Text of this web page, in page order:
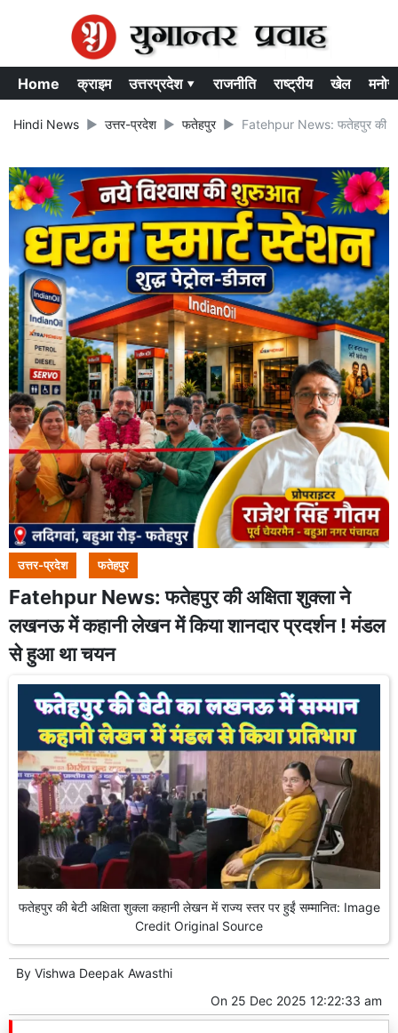
Home क्राइम उत्तरप्रदेश ▾ राजनीति राष्ट्रीय खेल
Hindi News उत्तर-प्रदेश फतेहपुर Fatehpur News: फतेहपुर की
उत्तर-प्रदेश फतेहपुर
Fatehpur News: फतेहपुर की अक्षिता शुक्ला ने
लखनऊ में कहानी लेखन में किया शानदार प्रदर्शन ! मंडल
से हुआ था चयन
फतेहपुर की बेटी अक्षिता शुक्ला कहानी लेखन में राज्य स्तर पर हुईं सम्मानित: Image
Credit Original Source
By Vishwa Deepak Awasthi
On 25 Dec 2025 12:22:33 am